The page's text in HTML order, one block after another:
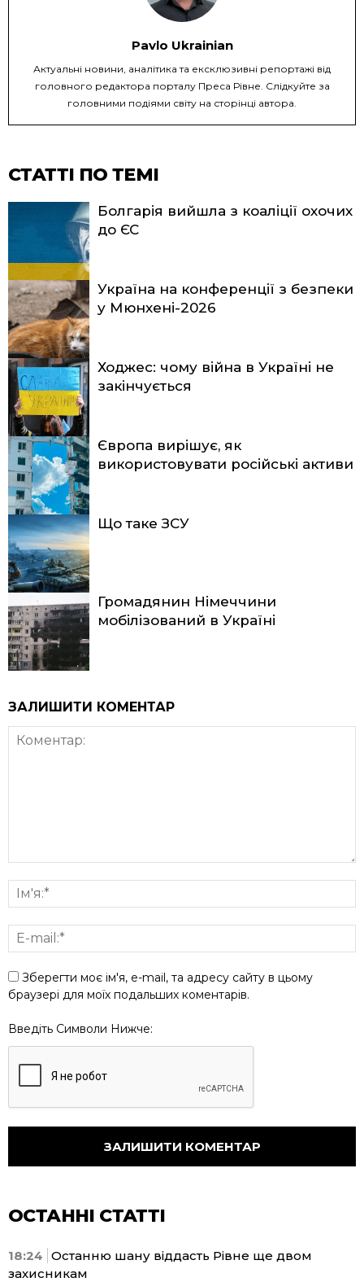
Pavlo Ukrainian
Актуальні новини, аналітика та ексклюзивні репортажі від
головного редактора порталу Преса Рівне. Слідкуйте за
головними подіями світу на сторінці автора.
СТАТТІ ПО ТЕМІ
Болгарія вийшла з коаліції охочих
до ЄС
Україна на конференції з безпеки
у Мюнхені-2026
Ходжес: чому війна в Україні не
закінчується
Європа вирішує, як
використовувати російські активи
Що таке ЗСУ
Громадянин Німеччини
мобілізований в Україні
ЗАЛИШИТИ КОМЕНТАР
Зберегти моє ім'я, e-mail, та адресу сайту в цьому
браузері для моїх подальших коментарів.
Введіть Символи Нижче:
ОСТАННІ СТАТТІ
18:24 Останню шану віддасть Рівне ще двом
захисникам